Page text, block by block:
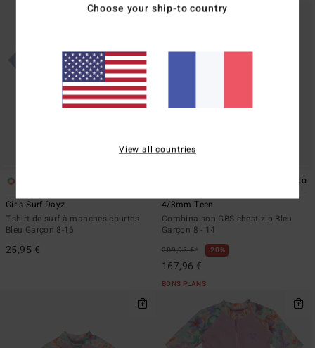
Girls Surf Dayz
T-shirt de surf à manches courtes
Bleu Garçon 8-16
25,95 €
ÉCO
4/3mm Teen
Combinaison GBS chest zip Bleu
Garçon 8 - 14
209,95 €* 20%
167,96 €
BONS PLANS
Choose your ship-to country
View all countries